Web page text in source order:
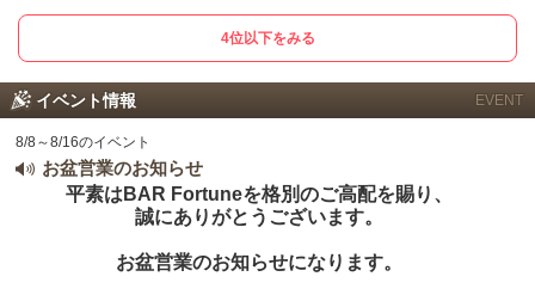
4位以下をみる
イベント情報 EVENT
8/8～8/16のイベント
お盆営業のお知らせ
平素はBAR Fortuneを格別のご高配を賜り、
誠にありがとうございます。
お盆営業のお知らせになります。